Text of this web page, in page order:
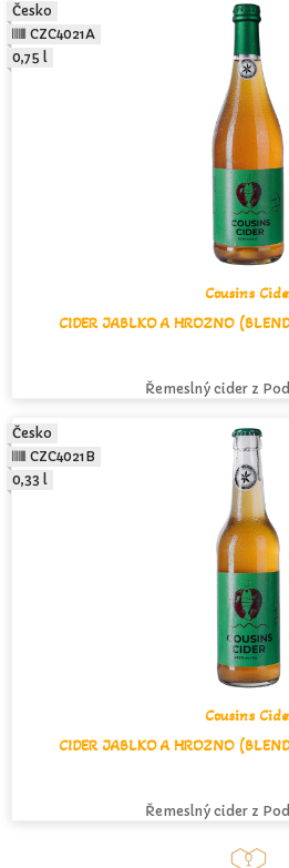
Cousins
CIDER JABLKO A HROZNO
Řemeslný cider z
Česko
CZC4021A
0,75 l
Cousins
CIDER JABLKO A HROZNO
Řemeslný cider z
Česko
CZC4021B
0,33 l